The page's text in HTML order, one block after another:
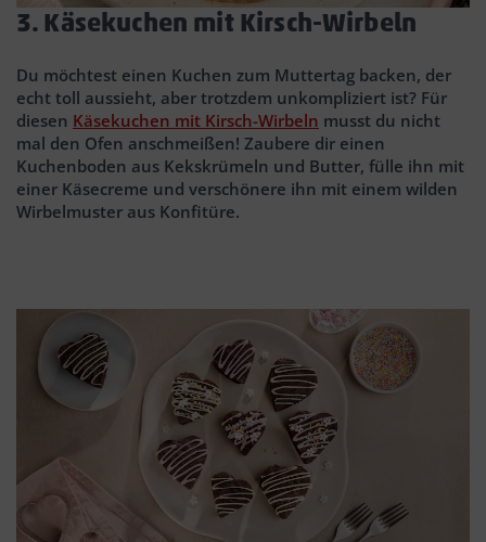
3. Käsekuchen mit Kirsch-Wirbeln
Du möchtest einen Kuchen zum Muttertag backen, der
echt toll aussieht, aber trotzdem unkompliziert ist? Für
diesen Käsekuchen mit Kirsch-Wirbeln musst du nicht
mal den Ofen anschmeißen! Zaubere dir einen
Kuchenboden aus Kekskrümeln und Butter, fülle ihn mit
einer Käsecreme und verschönere ihn mit einem wilden
Wirbelmuster aus Konfitüre.